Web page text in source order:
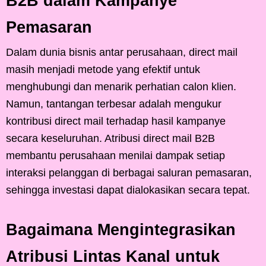
Pemasaran
Dalam dunia bisnis antar perusahaan, direct mail
masih menjadi metode yang efektif untuk
menghubungi dan menarik perhatian calon klien.
Namun, tantangan terbesar adalah mengukur
kontribusi direct mail terhadap hasil kampanye
secara keseluruhan. Atribusi direct mail B2B
membantu perusahaan menilai dampak setiap
interaksi pelanggan di berbagai saluran pemasaran,
sehingga investasi dapat dialokasikan secara tepat.
Bagaimana Mengintegrasikan
Atribusi Lintas Kanal untuk